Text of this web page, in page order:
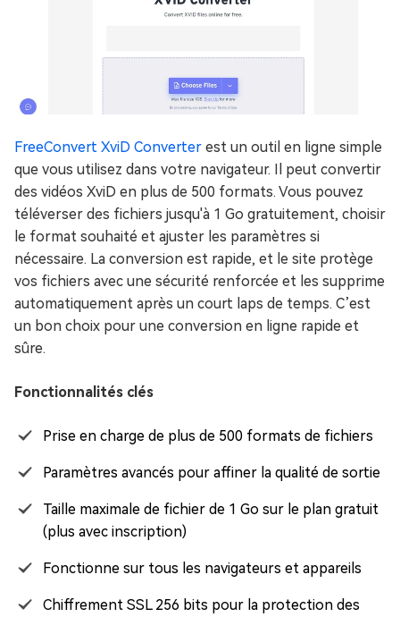
FreeConvert XviD Converter est un outil en ligne simple
que vous utilisez dans votre navigateur. Il peut convertir
des vidéos XviD en plus de 500 formats. Vous pouvez
téléverser des fichiers jusqu'à 1 Go gratuitement, choisir
le format souhaité et ajuster les paramètres si
nécessaire. La conversion est rapide, et le site protège
vos fichiers avec une sécurité renforcée et les supprime
automatiquement après un court laps de temps. C’est
un bon choix pour une conversion en ligne rapide et
sûre.
Fonctionnalités clés
Prise en charge de plus de 500 formats de fichiers
Paramètres avancés pour affiner la qualité de sortie
Taille maximale de fichier de 1 Go sur le plan gratuit
(plus avec inscription)
Fonctionne sur tous les navigateurs et appareils
Chiffrement SSL 256 bits pour la protection des